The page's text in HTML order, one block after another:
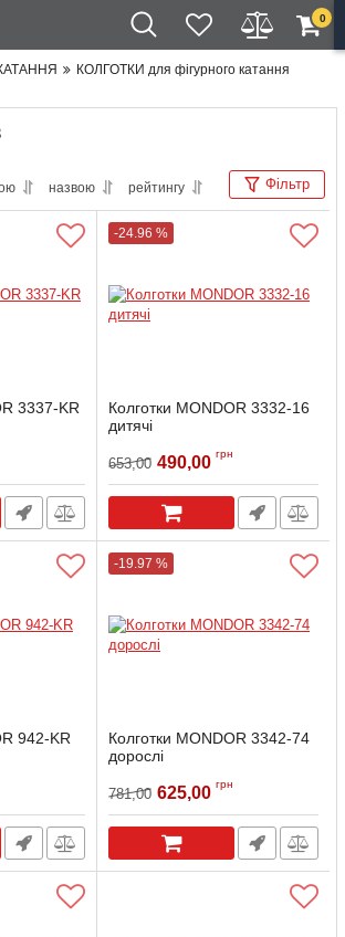
0
КОЛГОТКИ для фігурного катання
назвою рейтингу Фільтр
3337-KR
-24.96 %
Колготки MONDOR 3332-16
дитячі
653,00 490,00 грн
942-KR
-19.97 %
Колготки MONDOR 3342-74
дорослі
781,00 625,00 грн